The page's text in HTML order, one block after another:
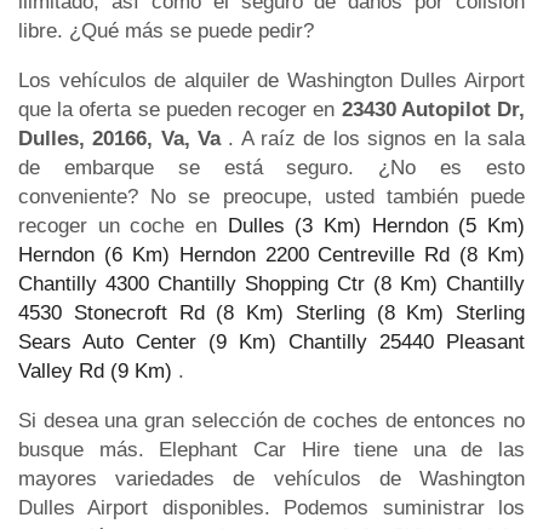
libre. ¿Qué más se puede pedir?
Los vehículos de alquiler de Washington Dulles Airport
que la oferta se pueden recoger en 23430 Autopilot Dr,
Dulles, 20166, Va, Va . A raíz de los signos en la sala
de embarque se está seguro. ¿No es esto
conveniente? No se preocupe, usted también puede
recoger un coche en Dulles (3 Km) Herndon (5 Km)
Herndon (6 Km) Herndon 2200 Centreville Rd (8 Km)
Chantilly 4300 Chantilly Shopping Ctr (8 Km) Chantilly
4530 Stonecroft Rd (8 Km)
Sterling (8 Km)
Sterling
Sears Auto Center (9 Km) Chantilly 25440 Pleasant
Valley Rd (9 Km) .
Si desea una gran selección de coches de entonces no
busque más. Elephant Car Hire tiene una de las
mayores variedades de vehículos de Washington
Dulles Airport disponibles. Podemos suministrar los